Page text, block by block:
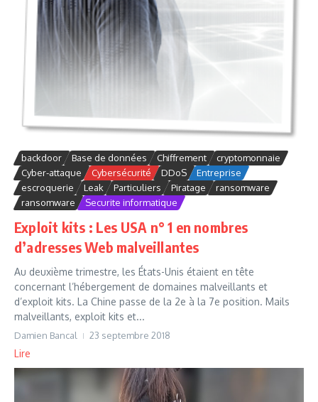
backdoor Base de données Chiffrement
cryptomonnaie
Cyber-attaque
Cybersécurité DDoS
Entreprise
escroquerie
Leak Particuliers Piratage
ransomware
ransomware
Securite informatique
Exploit kits : Les USA n° 1 en nombres
d’adresses Web malveillantes
Au deuxième trimestre, les États-Unis étaient en tête
concernant l’hébergement de domaines malveillants et
d’exploit kits. La Chine passe de la 2e à la 7e position. Mails
malveillants, exploit kits et...
Damien Bancal 23 septembre 2018
Lire